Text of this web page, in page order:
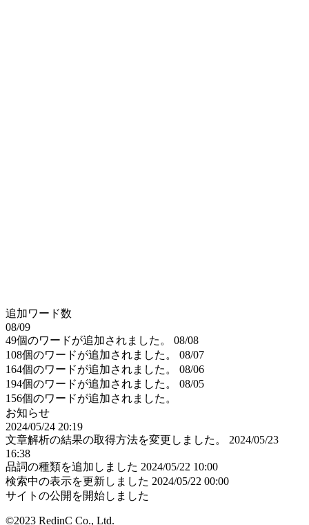
追加ワード数
08/09
49個のワードが追加されました。
08/08
108個のワードが追加されました。
08/07
164個のワードが追加されました。
08/06
194個のワードが追加されました。
08/05
156個のワードが追加されました。
お知らせ
2024/05/24 20:19
文章解析の結果の取得方法を変更しました。
2024/05/23
16:38
品詞の種類を追加しました 2024/05/22 10:00
検索中の表示を更新しました 2024/05/22 00:00
サイトの公開を開始しました
©2023 RedinC Co., Ltd.